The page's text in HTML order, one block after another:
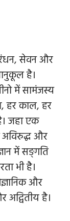
रंधन, सेवन और
है।
में सामंजस्य
हर काल, हर
जहा एक
अविरुद्ध और
में सङ्गति
भी है।
और
अद्वितीय है।